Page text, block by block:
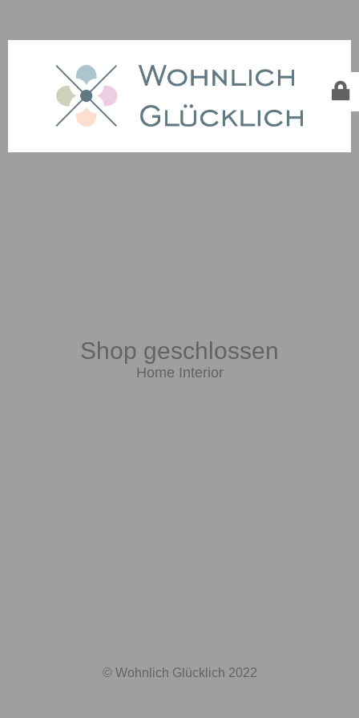
Shop geschlossen
Home Interior
© Wohnlich Glücklich 2022